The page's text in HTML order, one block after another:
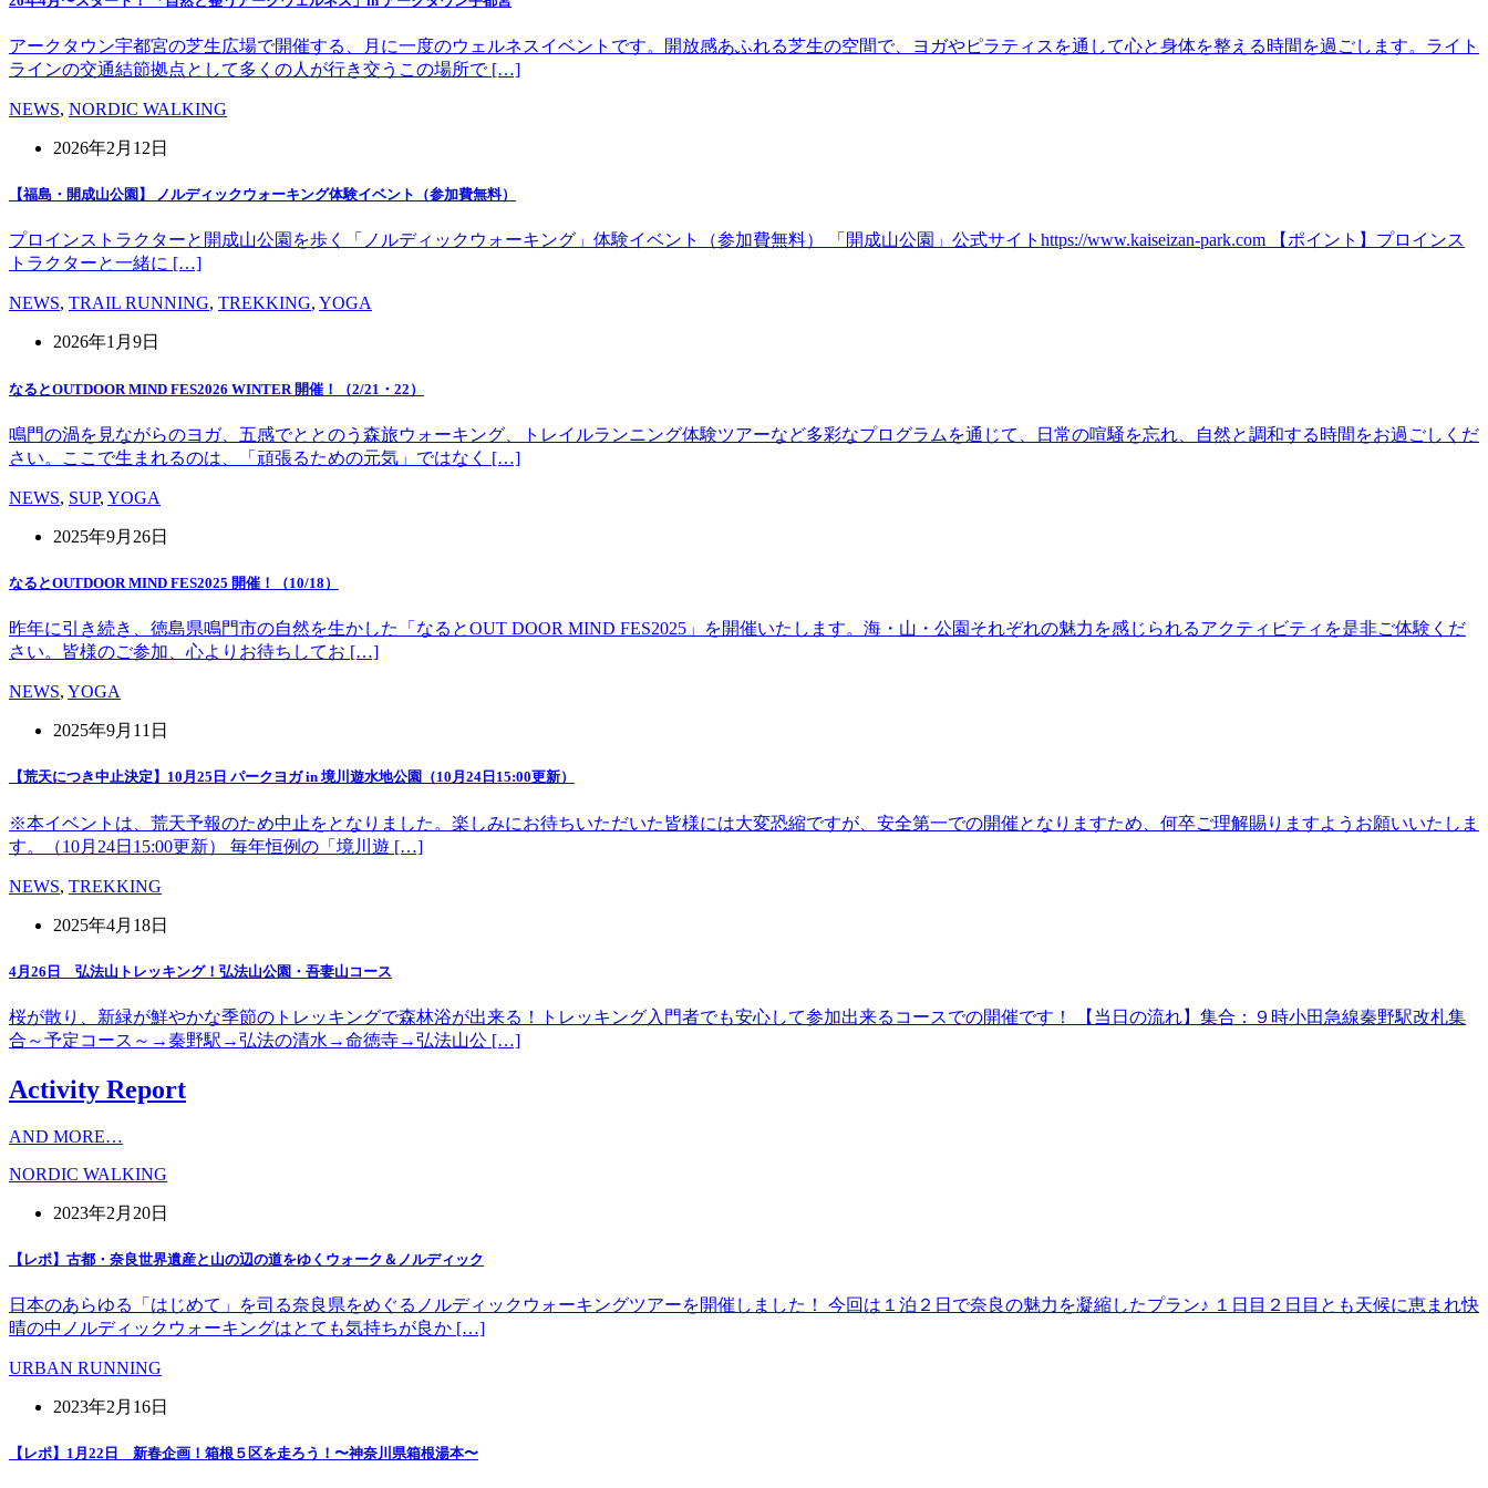
アークタウン宇都宮の芝生広場で開催する、月に一度のウェルネスイベントです。開放感あふれる芝生の空間で、ヨガやピラティスを通して心と身体を整える時間を過ごします。ライト
ラインの交通結節拠点として多くの人が行き交うこの場所で […]
NEWS, NORDIC WALKING
2026年2月12日
【福島・開成山公園】 ノルディックウォーキング体験イベント（参加費無料）
プロインストラクターと開成山公園を歩く「ノルディックウォーキング」体験イベント（参加費無料） 「開成山公園」公式サイトhttps://www.kaiseizan-park.com 【ポイント】プロインス
トラクターと一緒に […]
NEWS, TRAIL RUNNING, TREKKING, YOGA
2026年1月9日
なるとOUTDOOR MIND FES2026 WINTER 開催！（2/21・22）
鳴門の渦を見ながらのヨガ、五感でととのう森旅ウォーキング、トレイルランニング体験ツアーなど多彩なプログラムを通じて、日常の喧騒を忘れ、自然と調和する時間をお過ごしくだ
さい。ここで生まれるのは、「頑張るための元気」ではなく […]
NEWS, SUP, YOGA
2025年9月26日
なるとOUTDOOR MIND FES2025 開催！（10/18）
昨年に引き続き、徳島県鳴門市の自然を生かした「なるとOUT DOOR MIND FES2025」を開催いたします。海・山・公園それぞれの魅力を感じられるアクティビティを是非ご体験くだ
さい。皆様のご参加、心よりお待ちしてお […]
NEWS, YOGA
2025年9月11日
【荒天につき中止決定】10月25日 パークヨガ in 境川遊水地公園（10月24日15:00更新）
※本イベントは、荒天予報のため中止をとなりました。楽しみにお待ちいただいた皆様には大変恐縮ですが、安全第一での開催となりますため、何卒ご理解賜りますようお願いいたしま
す。（10月24日15:00更新） 毎年恒例の「境川遊 […]
NEWS, TREKKING
2025年4月18日
4月26日 弘法山トレッキング！弘法山公園・吾妻山コース
桜が散り、新緑が鮮やかな季節のトレッキングで森林浴が出来る！トレッキング入門者でも安心して参加出来るコースでの開催です！ 【当日の流れ】集合：９時小田急線秦野駅改札集
合～予定コース～→秦野駅→弘法の清水→命徳寺→弘法山公 […]
Activity Report
AND MORE…
NORDIC WALKING
2023年2月20日
【レポ】古都・奈良世界遺産と山の辺の道をゆくウォーク＆ノルディック
日本のあらゆる「はじめて」を司る奈良県をめぐるノルディックウォーキングツアーを開催しました！ 今回は１泊２日で奈良の魅力を凝縮したプラン♪ １日目２日目とも天候に恵まれ快
晴の中ノルディックウォーキングはとても気持ちが良か […]
URBAN RUNNING
2023年2月16日
【レポ】1月22日 新春企画！箱根５区を走ろう！〜神奈川県箱根湯本〜